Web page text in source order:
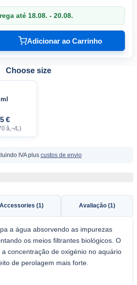
até 18.08. - 20.08.
Adicionar ao Carrinho
Choose size
€
â‚¬/L)
IVA plus custos de envio
Accessories (1) Avaliação (1)
a água absorvendo as impurezas
os meios filtrantes biológicos. O
concentração de oxigénio no aquário
de perolagem mais forte.